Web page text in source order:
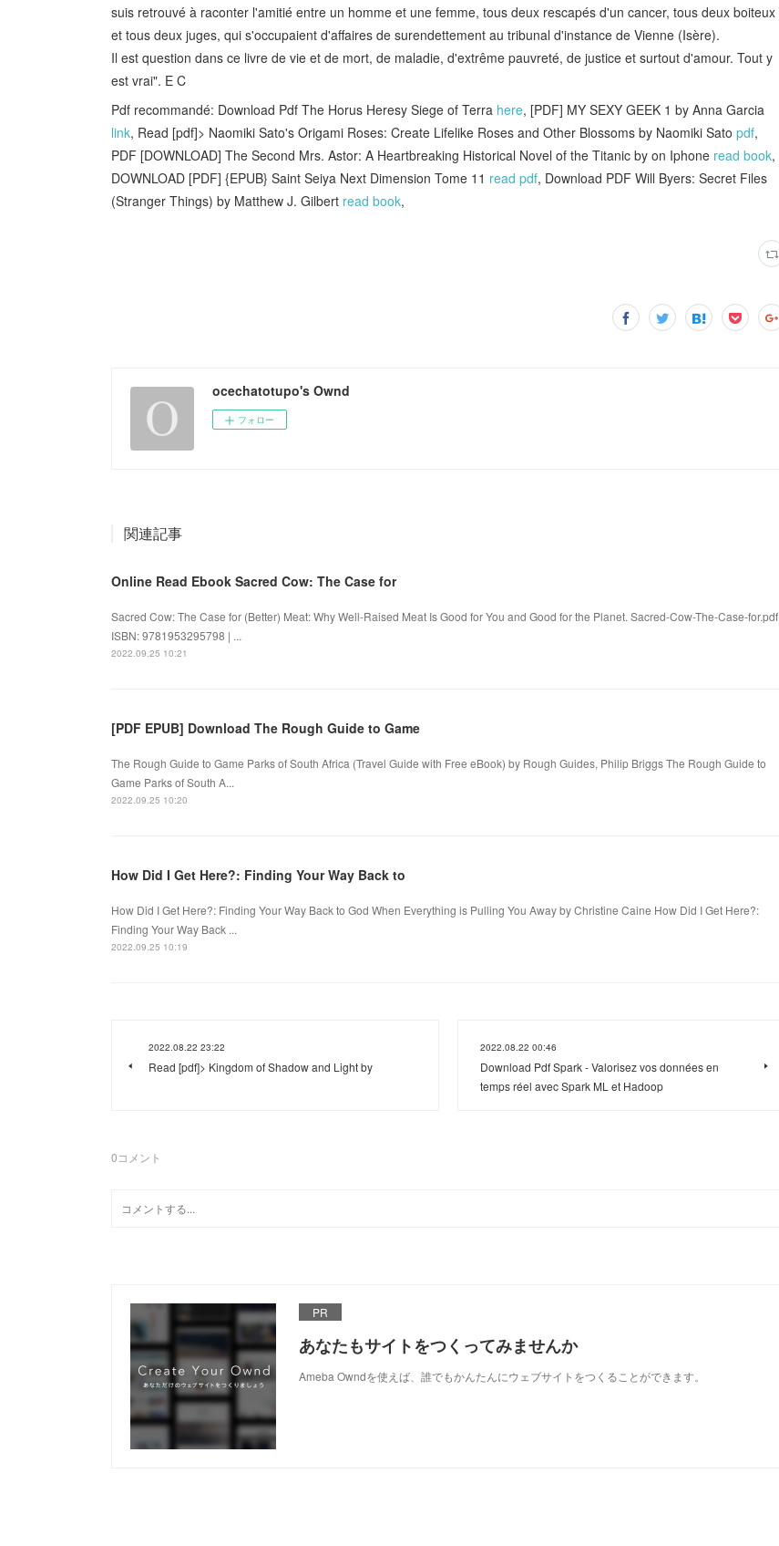
suis retrouvé à raconter l'amitié entre un homme et une femme, tous deux rescapés d'un cancer, tous deux boiteux
et tous deux juges, qui s'occupaient d'affaires de surendettement au tribunal d'instance de Vienne (Isère).
Il est question dans ce livre de vie et de mort, de maladie, d'extrême pauvreté, de justice et surtout d'amour. Tout y
est vrai". E C
Pdf recommandé: Download Pdf The Horus Heresy Siege of Terra here, [PDF] MY SEXY GEEK 1 by Anna Garcia
link, Read [pdf]> Naomiki Sato's Origami Roses: Create Lifelike Roses and Other Blossoms by Naomiki Sato pdf,
PDF [DOWNLOAD] The Second Mrs. Astor: A Heartbreaking Historical Novel of the Titanic by on Iphone read book,
DOWNLOAD [PDF] {EPUB} Saint Seiya Next Dimension Tome 11 read pdf, Download PDF Will Byers: Secret Files
(Stranger Things) by Matthew J. Gilbert read book,
ocechatotupo's Ownd
フォロー
関連記事
Online Read Ebook Sacred Cow: The Case for
Sacred Cow: The Case for (Better) Meat: Why Well-Raised Meat Is Good for You and Good for the Planet. Sacred-Cow-The-Case-for.pdf
ISBN: 9781953295798 | ...
2022.09.25 10:21
[PDF EPUB] Download The Rough Guide to Game
The Rough Guide to Game Parks of South Africa (Travel Guide with Free eBook) by Rough Guides, Philip Briggs The Rough Guide to
Game Parks of South A...
2022.09.25 10:20
How Did I Get Here?: Finding Your Way Back to
How Did I Get Here?: Finding Your Way Back to God When Everything is Pulling You Away by Christine Caine How Did I Get Here?:
Finding Your Way Back ...
2022.09.25 10:19
2022.08.22 23:22
Read [pdf]> Kingdom of Shadow and Light by
2022.08.22 00:46
Download Pdf Spark - Valorisez vos données en
temps réel avec Spark ML et Hadoop
0コメント
PR
あなたもサイトをつくってみませんか
Ameba Owndを使えば、誰でもかんたんにウェブサイトをつくることができます。